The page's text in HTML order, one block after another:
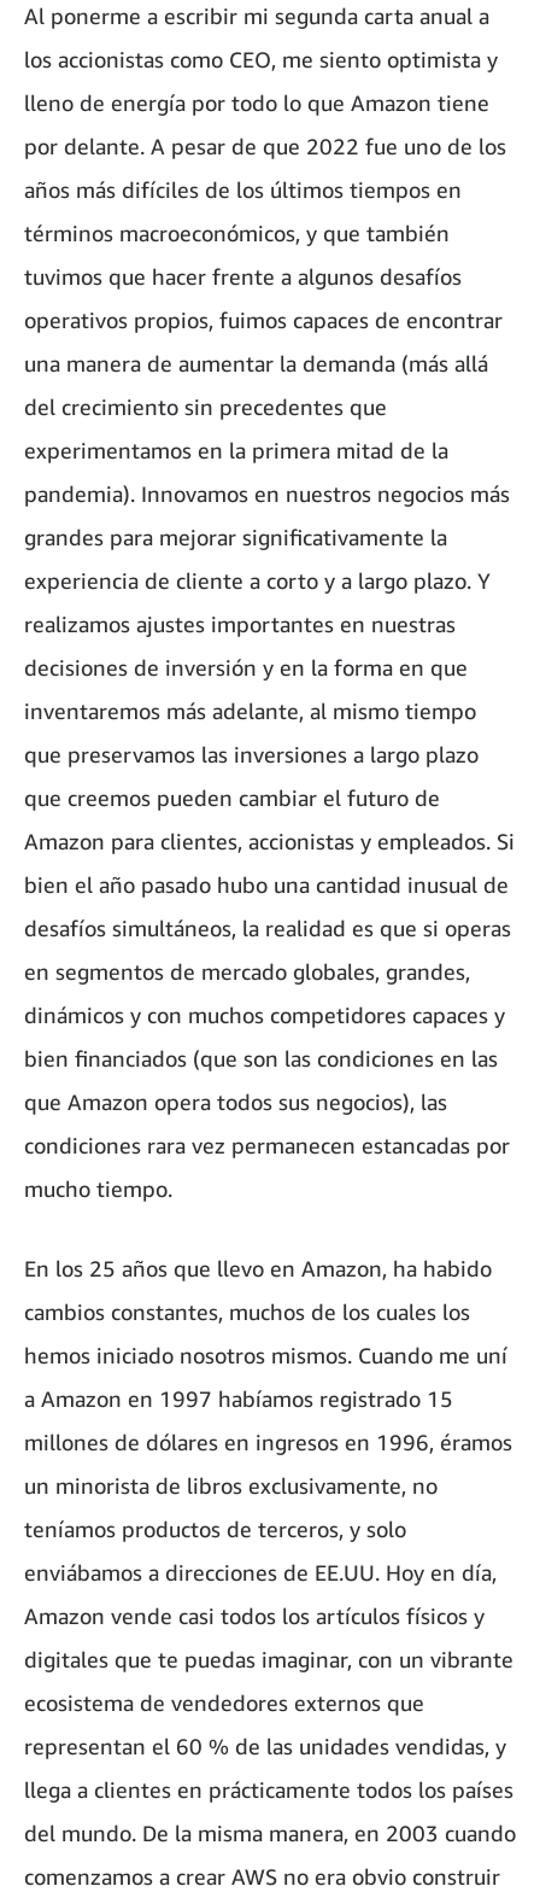
Al ponerme a escribir mi segunda carta anual a
los accionistas como CEO, me siento optimista y
lleno de energía por todo lo que Amazon tiene
por delante. A pesar de que 2022 fue uno de los
años más difíciles de los últimos tiempos en
términos macroeconómicos, y que también
tuvimos que hacer frente a algunos desafíos
operativos propios, fuimos capaces de encontrar
una manera de aumentar la demanda (más allá
del crecimiento sin precedentes que
experimentamos en la primera mitad de la
pandemia). Innovamos en nuestros negocios más
grandes para mejorar significativamente la
experiencia de cliente a corto y a largo plazo. Y
realizamos ajustes importantes en nuestras
decisiones de inversión y en la forma en que
inventaremos más adelante, al mismo tiempo
que preservamos las inversiones a largo plazo
que creemos pueden cambiar el futuro de
Amazon para clientes, accionistas y empleados. Si
bien el año pasado hubo una cantidad inusual de
desafíos simultáneos, la realidad es que si operas
en segmentos de mercado globales, grandes,
dinámicos y con muchos competidores capaces y
bien financiados (que son las condiciones en las
que Amazon opera todos sus negocios), las
condiciones rara vez permanecen estancadas por
mucho tiempo.
En los 25 años que llevo en Amazon, ha habido
cambios constantes, muchos de los cuales los
hemos iniciado nosotros mismos. Cuando me uní
a Amazon en 1997 habíamos registrado 15
millones de dólares en ingresos en 1996, éramos
un minorista de libros exclusivamente, no
teníamos productos de terceros, y solo
enviábamos a direcciones de EE.UU. Hoy en día,
Amazon vende casi todos los artículos físicos y
digitales que te puedas imaginar, con un vibrante
ecosistema de vendedores externos que
representan el 60 % de las unidades vendidas, y
llega a clientes en prácticamente todos los países
del mundo. De la misma manera, en 2003 cuando
comenzamos a crear AWS no era obvio construir